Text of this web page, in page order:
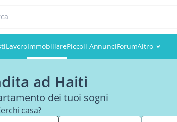
LavoroImmobiliarePiccoli AnnunciForumAltro
ad Haiti
dei tuoi sogni
casa?